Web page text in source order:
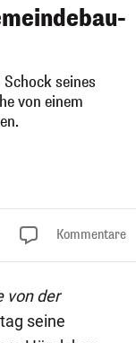
seines
von einem
Kommentare
von der
seine